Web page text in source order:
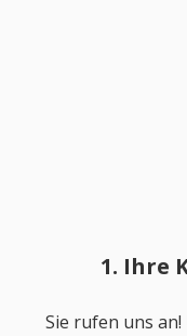
1. Ihre
Sie rufen uns